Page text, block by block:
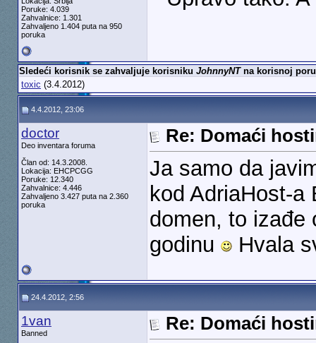
Poruke: 4.039
Zahvalnice: 1.301
Zahvaljeno 1.404 puta na 950
poruka
Sledeći korisnik se zahvaljuje korisniku JohnnyNTna korisnoj
toxic (3.4.2012)
4.4.2012, 23:06
doctor
Deo inventara foruma
Član od: 14.3.2008.
Lokacija: EHCPCGG
Poruke: 12.340
Zahvalnice: 4.446
Zahvaljeno 3.427 puta na 2.360
poruka
Re: Domaći
Ja samo da
kod AdriaHost-
domen, to izađe
godinu
Hvala
24.4.2012, 2:56
1van
Banned
Re: Domaći